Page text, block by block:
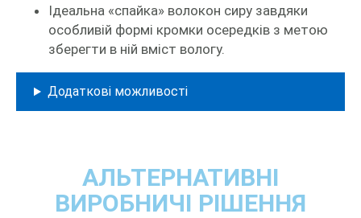
Ідеальна «спайка» волокон сиру завдяки
особливій формі кромки осередків з метою
зберегти в ній вміст вологу.
Додаткові можливості
АЛЬТЕРНАТИВНІ
ВИРОБНИЧІ РІШЕННЯ